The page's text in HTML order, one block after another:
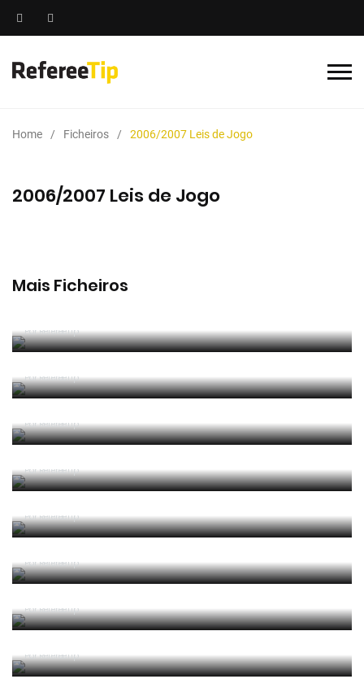
Home Ficheiros 2006/2007 Leis de Jogo
2006/2007 Leis de Jogo
Mais Ficheiros
Por RefereeTip
Por RefereeTip
Por RefereeTip
2025 04 Alterações e Esclarecimentos às Leis de
Por RefereeTip
Por RefereeTip
Por RefereeTip
2024 05 Alterações e Esclarecimentos às Leis de
Por RefereeTip
2023 06 Alterações e Esclarecimentos às Leis de
Por RefereeTip